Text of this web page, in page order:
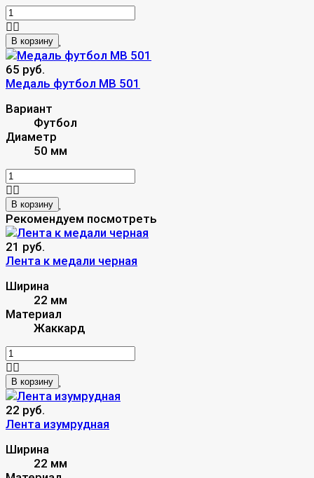
В корзину
65 руб.
Медаль футбол MB 501
Вариант
Футбол
Диаметр
50 мм
В корзину
Рекомендуем посмотреть
21 руб.
Лента к медали черная
Ширина
22 мм
Материал
Жаккард
В корзину
22 руб.
Лента изумрудная
Ширина
22 мм